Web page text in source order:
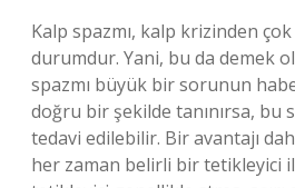
Kalp spazmı, kalp krizinden
durumdur. Yani, bu da demek
spazmı büyük bir sorunun
doğru bir şekilde tanınırsa, bu
tedavi edilebilir. Bir avantajı
her zaman belirli bir tetikleyici